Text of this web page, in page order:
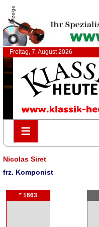
Anzeige
Freitag, 7. August 2026
≡
≡
Nicolas Siret
frz. Komponist
* 1663